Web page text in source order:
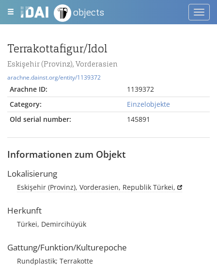
objects
Terrakottafigur/Idol
Eskişehir (Provinz), Vorderasien
arachne.dainst.org/entity/1139372
Arachne ID:
1139372
Category:
Einzelobjekte
Old serial number:
145891
Informationen zum Objekt
Lokalisierung
Eskişehir (Provinz), Vorderasien, Republik Türkei,
Herkunft
Türkei, Demircihüyük
Gattung/Funktion/Kulturepoche
Rundplastik; Terrakotte